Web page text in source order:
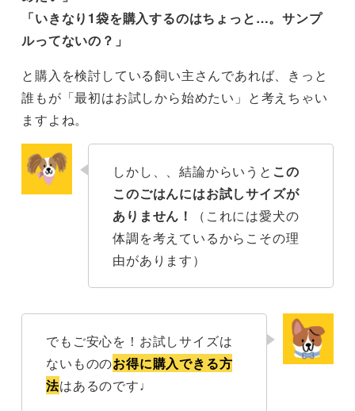
「いきなり1袋を購入するのはちょっと…。サンプ
ルってないの？」
と購入を検討している飼い主さんであれば、きっと
誰もが「最初はお試しから始めたい」と考えちゃい
ますよね。
しかし、、結論からいうと この
このごはんにはお試しサイズが
ありません！
（これには愛犬の
体調を考えているからこその理
由があります）
でもご安心を！お試しサイズは
ないもののお得に購入できる方
法はあるのです♩